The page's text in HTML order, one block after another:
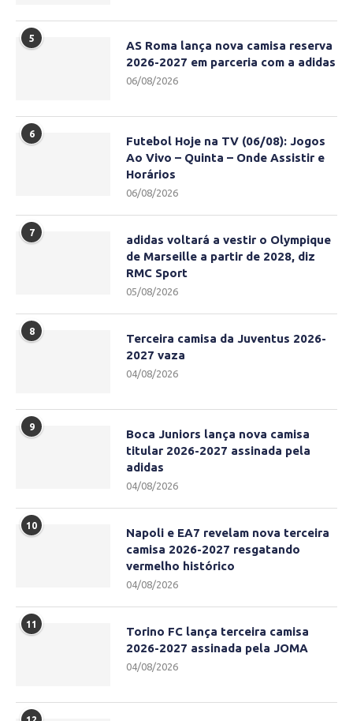
5
AS Roma lança nova camisa reserva
2026-2027 em parceria com a adidas
06/08/2026
6
Futebol Hoje na TV (06/08): Jogos
Ao Vivo – Quinta – Onde Assistir e
Horários
06/08/2026
7
adidas voltará a vestir o Olympique
de Marseille a partir de 2028, diz
RMC Sport
05/08/2026
8
Terceira camisa da Juventus 2026-
2027 vaza
04/08/2026
9
Boca Juniors lança nova camisa
titular 2026-2027 assinada pela
adidas
04/08/2026
10
Napoli e EA7 revelam nova terceira
camisa 2026-2027 resgatando
vermelho histórico
04/08/2026
11
Torino FC lança terceira camisa
2026-2027 assinada pela JOMA
04/08/2026